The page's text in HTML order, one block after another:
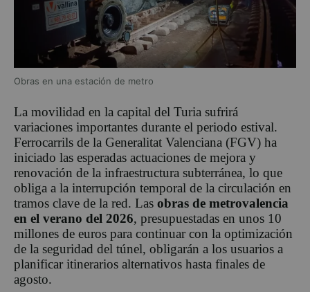
Obras en una estación de metro
La movilidad en la capital del Turia sufrirá
variaciones importantes durante el periodo estival.
Ferrocarrils de la Generalitat Valenciana (FGV) ha
iniciado las esperadas actuaciones de mejora y
renovación de la infraestructura subterránea, lo que
obliga a la interrupción temporal de la circulación en
tramos clave de la red. Las obras de metrovalencia
en el verano del 2026, presupuestadas en unos 10
millones de euros para continuar con la optimización
de la seguridad del túnel, obligarán a los usuarios a
planificar itinerarios alternativos hasta finales de
agosto.